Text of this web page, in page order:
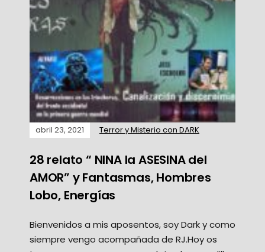
abril 23, 2021 Terror y Misterio con DARK
28 relato “ NINA la ASESINA del
AMOR” y Fantasmas, Hombres
Lobo, Energías
Bienvenidos a mis aposentos, soy Dark y como
siempre vengo acompañada de RJ.Hoy os